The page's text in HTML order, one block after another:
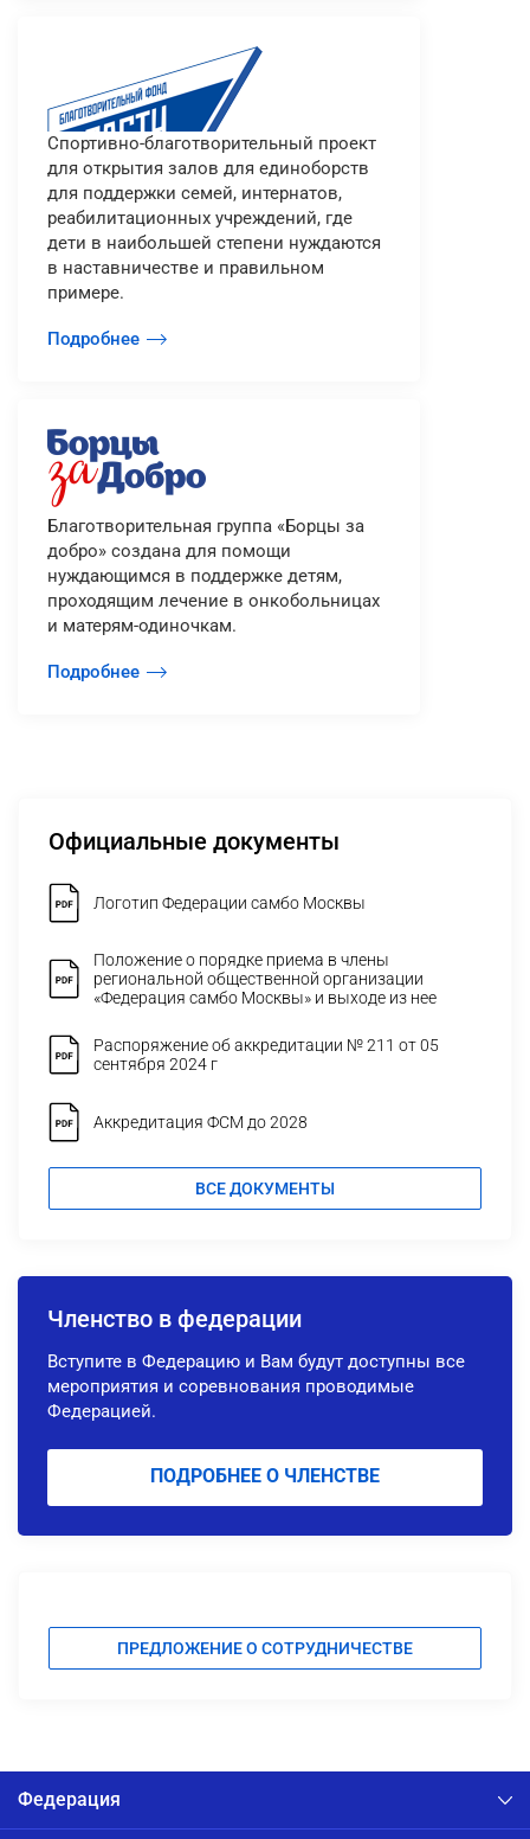
Cпортивно-благотворительный проект
для открытия залов для единоборств
для поддержки семей, интернатов,
реабилитационных учреждений, где
дети в наибольшей степени нуждаются
в наставничестве и правильном
примере.
Подробнее
Благотворительная группа «Борцы за
добро» создана для помощи
нуждающимся в поддержке детям,
проходящим лечение в онкобольницах
и матерям-одиночкам.
Подробнее
Официальные документы
Логотип Федерации самбо Москвы
Положение о порядке приема в члены
региональной общественной организации
«Федерация самбо Москвы» и выходе из нее
Распоряжение об аккредитации № 211 от 05
сентября 2024 г
Аккредитация ФСМ до 2028
ВСЕ ДОКУМЕНТЫ
Членство в федерации
Вступите в Федерацию и Вам будут доступны все
мероприятия и соревнования проводимые
Федерацией.
ПОДРОБНЕЕ О ЧЛЕНСТВЕ
ПРЕДЛОЖЕНИЕ О СОТРУДНИЧЕСТВЕ
Федерация